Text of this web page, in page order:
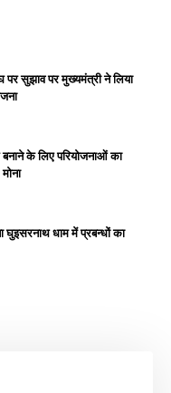
पर सुझाव पर मुख्यमंत्री ने लिया
बनाने के लिए परियोजनाओं का
घुइसरनाथ धाम में प्रबन्धों का